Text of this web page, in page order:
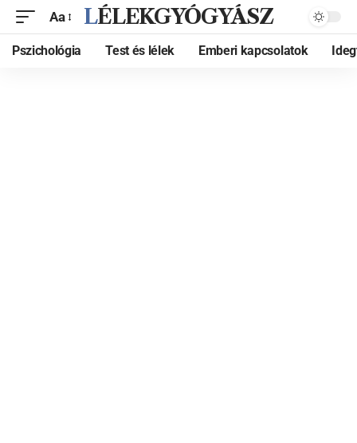
Aa LÉLEKGYÓGYÁSZ
Pszichológia Test és lélek Emberi kapcsolatok